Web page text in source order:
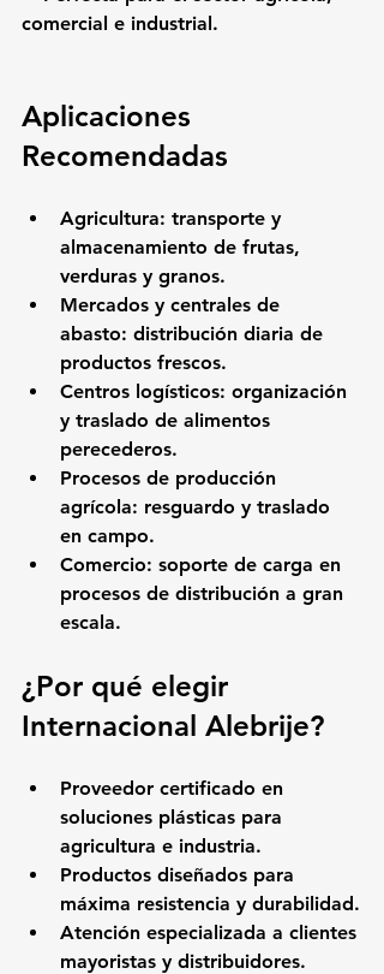
comercial e industrial.
Aplicaciones
Recomendadas
Agricultura: transporte y
almacenamiento de frutas,
verduras y granos.
Mercados y centrales de
abasto: distribución diaria de
productos frescos.
Centros logísticos: organización
y traslado de alimentos
perecederos.
Procesos de producción
agrícola: resguardo y traslado
en campo.
Comercio: soporte de carga en
procesos de distribución a gran
escala.
¿Por qué elegir
Internacional Alebrije?
Proveedor certificado en
soluciones plásticas para
agricultura e industria.
Productos diseñados para
máxima resistencia y durabilidad.
Atención especializada a clientes
mayoristas y distribuidores.